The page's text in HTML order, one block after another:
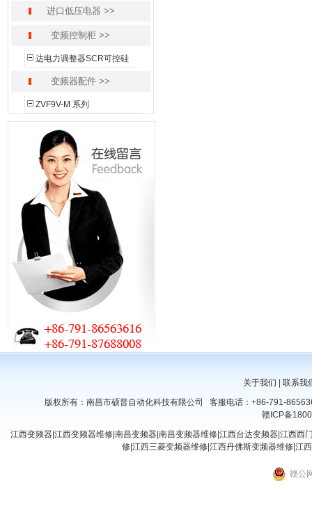
进口低压电器 >>
变频控制柜 >>
达电力调整器SCR可控硅
变频器配件 >>
ZVF9V-M 系列
关于我们
联系我
版权所有：南昌市硕普自动化科技有限公司 客服电话：+86-791-
赣ICP备
江西变频器|江西变频器维修|南昌变频器|南昌变频器维修|江西台达变频器|江西
修|江西三菱变频器维修|江西丹佛斯变频器维修|江
赣公